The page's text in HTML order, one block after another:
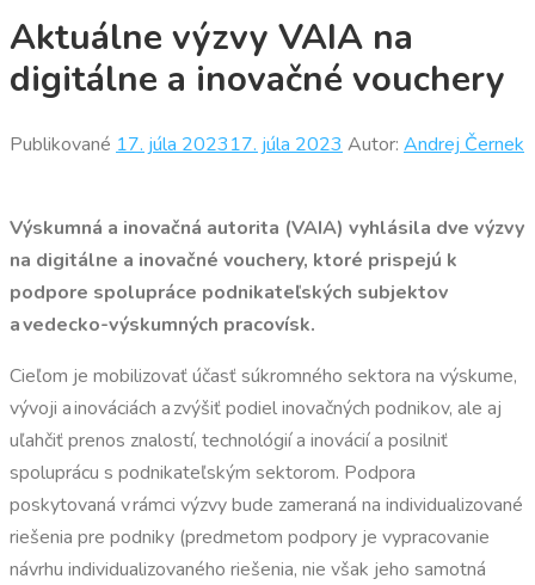
Aktuálne výzvy VAIA na
digitálne a inovačné vouchery
Publikované 17. júla 202317. júla 2023 Autor: Andrej Černek
Výskumná a inovačná autorita (VAIA) vyhlásila dve výzvy
na digitálne a inovačné vouchery, ktoré prispejú k
podpore spolupráce podnikateľských subjektov
a vedecko-výskumných pracovísk.
Cieľom je mobilizovať účasť súkromného sektora na výskume,
vývoji a inováciách a zvýšiť podiel inovačných podnikov, ale aj
uľahčiť prenos znalostí, technológií a inovácií a posilniť
spoluprácu s podnikateľským sektorom. Podpora
poskytovaná v rámci výzvy bude zameraná na individualizované
riešenia pre podniky (predmetom podpory je vypracovanie
návrhu individualizovaného riešenia, nie však jeho samotná